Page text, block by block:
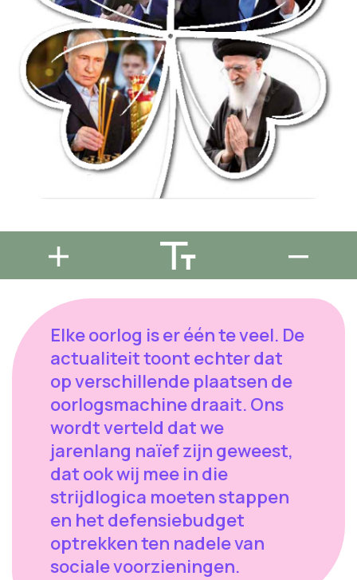
Elke oorlog is er één te veel. De
actualiteit toont echter dat
op verschillende plaatsen de
oorlogsmachine draait. Ons
wordt verteld dat we
jarenlang naïef zijn geweest,
dat ook wij mee in die
strijdlogica moeten stappen
en het defensiebudget
optrekken ten nadele van
sociale voorzieningen.